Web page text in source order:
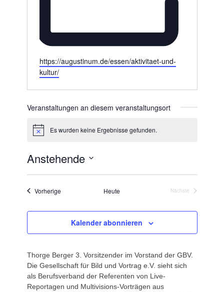
Webseite
https://augustinum.de/essen/aktivitaet-und-
kultur/
Veranstaltungen an diesem veranstaltungsort
HinweisEs wurden keine Ergebnisse gefunden.
Anstehende
VorherigeVeranstaltungenHeute
Nächste
Kalender abonnieren
Thorge Berger 3. Vorsitzender im Vorstand der GBV.
Die Gesellschaft für Bild und Vortrag e.V. sieht sich
als Berufsverband der Referenten von Live-
Reportagen und Multivisions-Vorträgen aus